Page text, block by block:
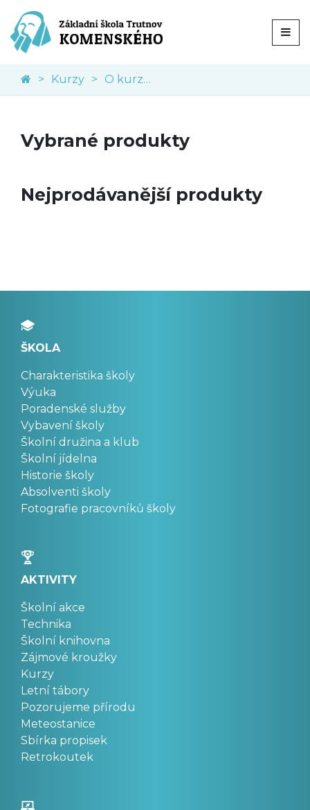
Kurzy O kurzech
Vybrané produkty
Nejprodávanější produkty
ŠKOLA
Charakteristika školy
Výuka
Poradenské služby
Vybavení školy
Školní družina a klub
Školní jídelna
Historie školy
Absolventi školy
Fotografie pracovníků školy
AKTIVITY
Školní akce
Technika
Školní knihovna
Zájmové kroužky
Kurzy
Letní tábory
Pozorujeme přírodu
Meteostanice
Sbírka propisek
Retrokoutek